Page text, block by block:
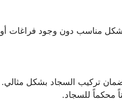
مناسب دون وجود فراغات أو
تركيب السجاد بشكل مثالي.
محكماً للسجاد.